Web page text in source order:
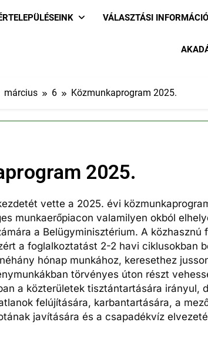
VÁLASZTÁSI
március 6 Közmunkaprogram 2025.
2025.
vette a 2025. évi
munkaerőpiacon valamilyen okból
a Belügyminisztérium. A
a foglalkoztatást 2-2 havi ciklusokban
hónap munkához, keresethez
törvényes úton részt
a közterületek tisztántartására irányul,
felújítására, karbantartására, a
javítására és a csapadékvíz